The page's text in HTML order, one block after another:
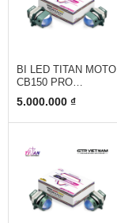
BI LED TITAN MOTO
CB150 PRO
SQUARE
5.000.000 ₫